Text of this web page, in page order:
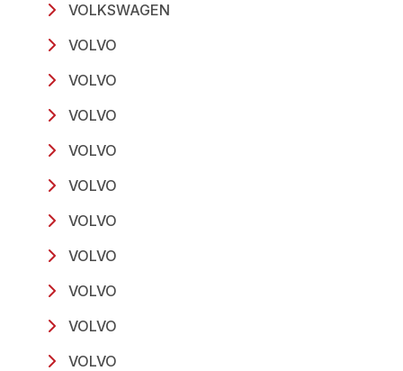
VOLKSWAGEN
VOLVO
VOLVO
VOLVO
VOLVO
VOLVO
VOLVO
VOLVO
VOLVO
VOLVO
VOLVO